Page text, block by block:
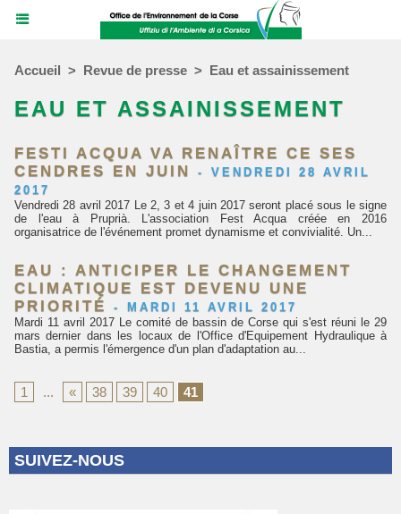
Accueil > Revue de presse > Eau et assainissement
EAU ET ASSAINISSEMENT
FESTI ACQUA VA RENAÎTRE CE SES
CENDRES EN JUIN
-
VENDREDI 28 AVRIL
2017
Vendredi 28 avril 2017 Le 2, 3 et 4 juin 2017 seront placé sous le signe
de l'eau à Pruprià. L'association Fest Acqua créée en 2016
organisatrice de l'événement promet dynamisme et convivialité. Un...
EAU : ANTICIPER LE CHANGEMENT
CLIMATIQUE EST DEVENU UNE
PRIORITÉ
-
MARDI 11 AVRIL 2017
Mardi 11 avril 2017 Le comité de bassin de Corse qui s'est réuni le 29
mars dernier dans les locaux de l'Office d'Equipement Hydraulique à
Bastia, a permis l'émergence d'un plan d'adaptation au...
1 ... « 38 39 40 41
SUIVEZ-NOUS